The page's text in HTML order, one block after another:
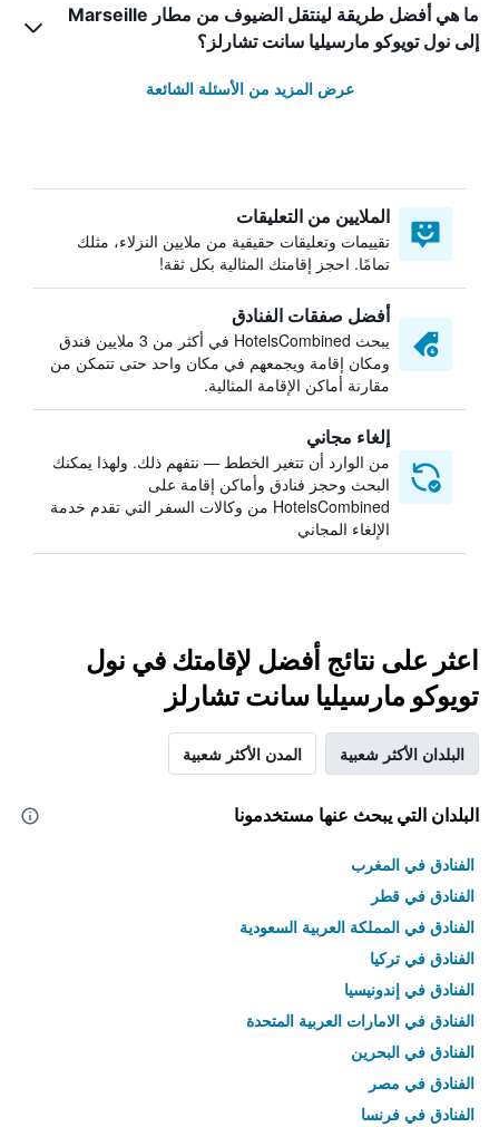
ما هي أفضل طريقة لينتقل الضيوف من مطار Marseille
إلى نول تويوكو مارسيليا سانت تشارلز؟
عرض المزيد من الأسئلة الشائعة
الملايين من التعليقات
تقييمات وتعليقات حقيقية من ملايين النزلاء، مثلك
تمامًا. احجز إقامتك المثالية بكل ثقة!
أفضل صفقات الفنادق
يبحث HotelsCombined في أكثر من 3 ملايين فندق
ومكان إقامة ويجمعهم في مكان واحد حتى تتمكن من
مقارنة أماكن الإقامة المثالية.
إلغاء مجاني
من الوارد أن تتغير الخطط — نتفهم ذلك. ولهذا يمكنك
البحث وحجز فنادق وأماكن إقامة على
HotelsCombined من وكالات السفر التي تقدم خدمة
الإلغاء المجاني
اعثر على نتائج أفضل لإقامتك في نول
تويوكو مارسيليا سانت تشارلز
البلدان الأكثر شعبية المدن الأكثر شعبية
البلدان التي يبحث عنها مستخدمونا
الفنادق في المغرب
الفنادق في قطر
الفنادق في المملكة العربية السعودية
الفنادق في تركيا
الفنادق في إندونيسيا
الفنادق في الامارات العربية المتحدة
الفنادق في البحرين
الفنادق في مصر
الفنادق في فرنسا